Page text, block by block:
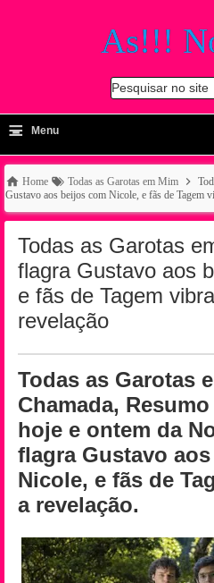
As!!!
Pesquisar no site
-
≡ Menu
Home Todas as Garotas em Mim
Gustavo aos beijos com Nicole, e fãs de Tagem
Todas as Garotas
flagra Gustavo aos
e fãs de Tagem
revelação
Todas as Garotas
Chamada,
hoje e ontem da
flagra Gustavo
Nicole, e fãs de
a revelação.